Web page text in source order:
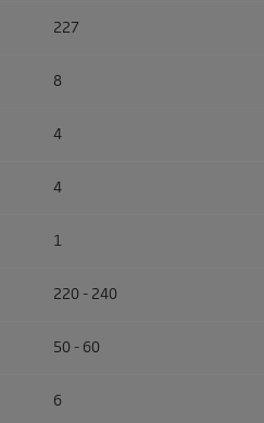
227
8
4
4
1
220 - 240
50 - 60
6